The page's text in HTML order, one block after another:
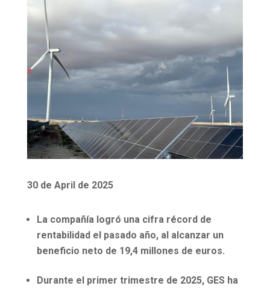
30 de April de 2025
La compañía logró una cifra récord de
rentabilidad el pasado año, al alcanzar un
beneficio neto de 19,4 millones de euros.
Durante el primer trimestre de 2025, GES ha